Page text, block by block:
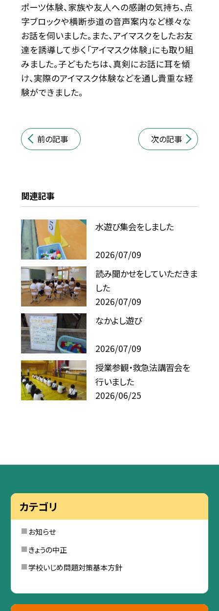
ポーツ体験、家族や友人への感謝の気持ち、点
字ブロックや横断歩道の音声案内など様々な
お話を伺いました。また、アイマスクをしたお友
達を誘導して歩く「アイマスク体験」にも取り組
みました。子どもたちは、真剣にお話に耳を傾
け、実際のアイマスク体験などを通し貴重な経
験ができました。
前の記事 次の記事
関連記事
水遊び集会をしました
2026/07/09
読み聞かせをしていただきま
した
2026/07/09
なかよし遊び
2026/07/09
授業参観・救急法講習会を
行いました
2026/06/25
カテゴリ
お知らせ
きょうの中正
学校いじめ問題対策基本方針